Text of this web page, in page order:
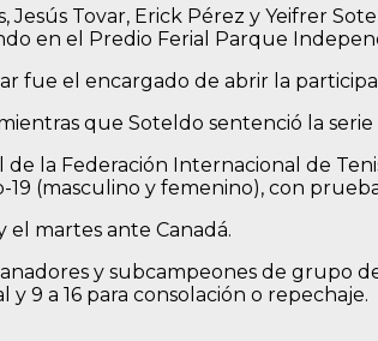
Tovar, Erick Pérez y Yeifrer
en el Predio Ferial Parque
fue el encargado de abrir la
que Soteldo sentenció la serie
la Federación Internacional de
(masculino y femenino), con
el martes ante Canadá.
y subcampeones de grupo
9 a 16 para consolación o repechaje.